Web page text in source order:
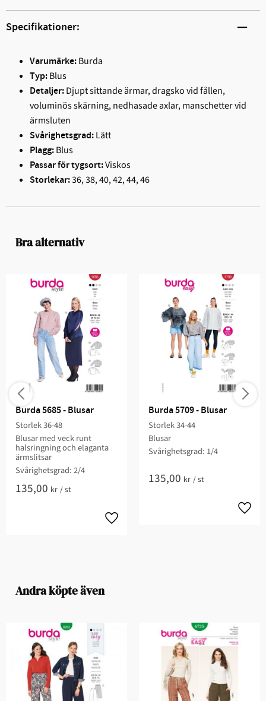
Specifikationer:
Varumärke:Burda
Typ:Blus
Detaljer:Djupt sittande ärmar, dragsko vid fållen,
voluminös skärning, nedhasade axlar, manschetter vid
ärmsluten
Svårighetsgrad:Lätt
Plagg:Blus
Passar för tygsort:Viskos
Storlekar:36, 38, 40, 42, 44, 46
Bra alternativ
Burda 5685 - Blusar
Storlek 36-48
Blusar med veck runt
halsringning och elaganta
ärmslitsar
Svårighetsgrad: 2/4
135,00 kr /st
Burda 5709 - Blusar
Storlek 34-44
Blusar
Svårighetsgrad: 1/4
135,00 kr /st
Andra köpte även